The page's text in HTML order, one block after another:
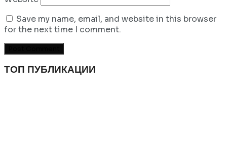
Save my name, email, and website in this browser
for the next time I comment.
ТОП ПУБЛИКАЦИИ